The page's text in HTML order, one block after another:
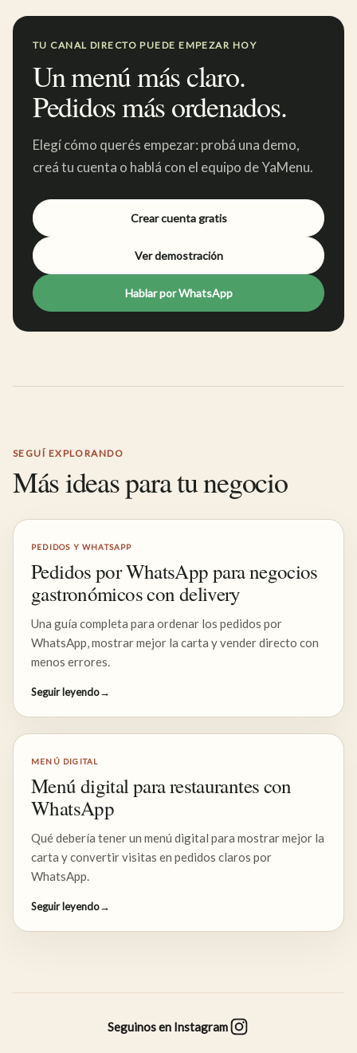
TU CANAL DIRECTO PUEDE EMPEZAR HOY
Un menú más claro.
Pedidos más ordenados.
Elegí cómo querés empezar: probá una demo,
creá tu cuenta o hablá con el equipo de YaMenu.
Crear cuenta gratis
Ver demostración
Hablar por WhatsApp
SEGUÍ EXPLORANDO
Más ideas para tu negocio
PEDIDOS Y WHATSAPP
Pedidos por WhatsApp para negocios
gastronómicos con delivery
Una guía completa para ordenar los pedidos por
WhatsApp, mostrar mejor la carta y vender directo con
menos errores.
Seguir leyendo→
MENÚ DIGITAL
Menú digital para restaurantes con
WhatsApp
Qué debería tener un menú digital para mostrar mejor la
carta y convertir visitas en pedidos claros por
WhatsApp.
Seguir leyendo→
Seguinos en Instagram